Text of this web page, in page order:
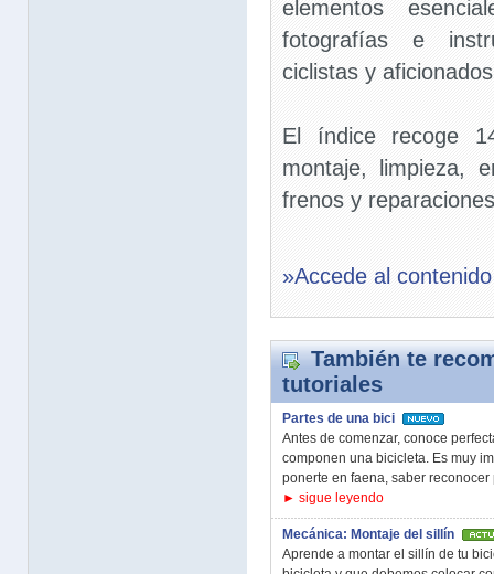
elementos
fotografías e
ciclistas y
El índice recoge
montaje, limpieza,
frenos y
»Accede al
También te
tutoriales
Partes de una bici
Antes de comenzar, conoce
componen una bicicleta. Es muy
ponerte en faena, saber
► sigue leyendo
Mecánica: Montaje del sillín
Aprende a montar el sillín de tu